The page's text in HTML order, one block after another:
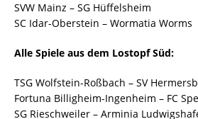
SVW Mainz – SG Hüffelsheim
SC Idar-Oberstein – Wormatia Worms
Alle Spiele aus dem Lostopf Süd:
TSG Wolfstein-Roßbach – SV
Fortuna Billigheim-Ingenheim – FC
SG Rieschweiler – Arminia